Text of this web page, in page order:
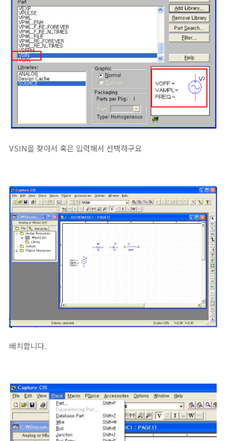
VSIN을 찾아서 혹은 입력해서 선택하구요
배치합니다.